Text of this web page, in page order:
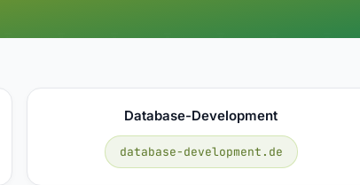
Database-Development
database-development.de